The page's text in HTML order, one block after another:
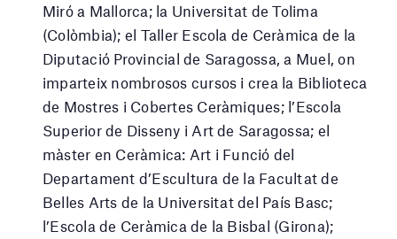
Miró a Mallorca; la Universitat de Tolima
(Colòmbia); el Taller Escola de Ceràmica de la
Diputació Provincial de Saragossa, a Muel, on
imparteix nombrosos cursos i crea la Biblioteca
de Mostres i Cobertes Ceràmiques; l’Escola
Superior de Disseny i Art de Saragossa; el
màster en Ceràmica: Art i Funció del
Departament d’Escultura de la Facultat de
Belles Arts de la Universitat del País Basc;
l’Escola de Ceràmica de la Bisbal (Girona);